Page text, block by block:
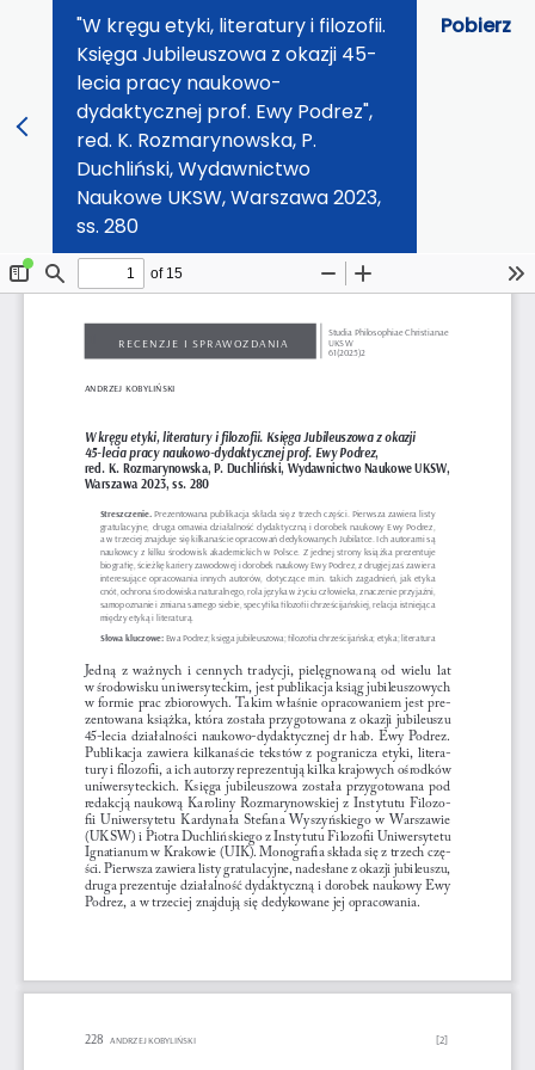
"W kręgu etyki, literatury i filozofii.
Księga Jubileuszowa z okazji 45-
lecia pracy naukowo-
dydaktycznej prof. Ewy Podrez",
red. K. Rozmarynowska, P.
Duchliński, Wydawnictwo
Naukowe UKSW, Warszawa 2023,
ss. 280
Pobierz